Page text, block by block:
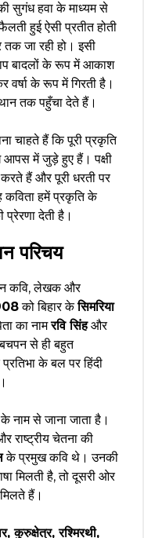
सुगंध हवा के माध्यम से
हुई ऐसी प्रतीत होती
जा रही हो। इसी
बादलों के रूप में आकाश
के रूप में गिरती है।
तक पहुँचा देते हैं।
चाहते हैं कि पूरी प्रकृति
आपस में जुड़े हुए हैं। पक्षी
हैं और पूरी धरती पर
हमें प्रकृति के
देती है।
परिचय
कवि, लेखक और
को बिहार केसिमरिया
का नामरवि सिंहऔर
से ही बहुत
के बल पर हिंदी
के नाम से जाना जाता है।
राष्ट्रीय चेतना की
के प्रमुख कवि थे। उनकी
मिलती है, तो दूसरी ओर
हैं।
कुरुक्षेत्र, रश्मिरथी,